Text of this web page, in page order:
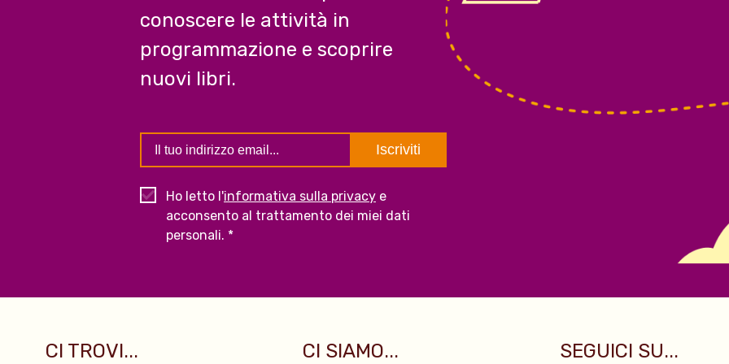
conoscere le attività in
programmazione e scoprire
nuovi libri.
Ho letto l'informativa sulla privacy e
acconsento al trattamento dei miei dati
personali. *
CI TROVI... CI SIAMO... SEGUICI SU...